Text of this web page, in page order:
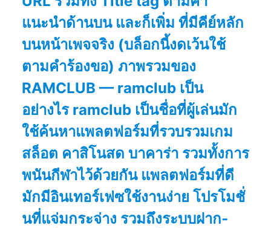
แนะนำด้านบน และก็เพิ่ม ที่มีคีย์หลัก
บนหน้าเพจจริง (บล็อกนี้งดเว้นใช้
ตามคำร้องขอ) ภาพรวมของ
RAMCLUB — ramclub เป็น
อย่างไร ramclub เป็นชื่อที่ผู้เล่นมัก
ใช้ค้นหาแพลตฟอร์มที่รวบรวมเกม
สล็อต คาสิโนสด บาคาร่า รวมทั้งการ
พนันกีฬาไว้ด้วยกัน แพลตฟอร์มที่ดี
มักมีอินเทอร์เฟซใช้งานง่าย โปรโมชั่
นที่แจ่มกระจ่าง รวมถึงระบบฝาก-